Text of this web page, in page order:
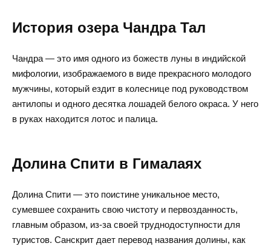
История озера Чандра Тал
Чандра — это имя одного из божеств луны в индийской
мифологии, изображаемого в виде прекрасного молодого
мужчины, который ездит в колеснице под руководством
антилопы и одного десятка лошадей белого окраса. У него
в руках находится лотос и палица.
Долина Спити в Гималаях
Долина Спити — это поистине уникальное место,
сумевшее сохранить свою чистоту и первозданность,
главным образом, из-за своей труднодоступности для
туристов. Санскрит дает перевод названия долины, как